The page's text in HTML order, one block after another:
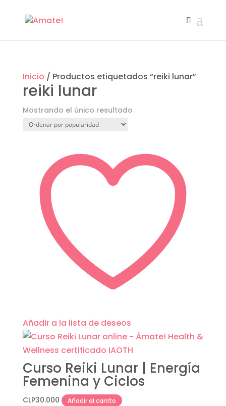
Inicio / Productos etiquetados “reiki lunar”
reiki lunar
Mostrando el único resultado
Añadir a la lista de deseos
Curso Reiki Lunar | Energía
Femenina y Ciclos
CLP30.000 Añadir al carrito